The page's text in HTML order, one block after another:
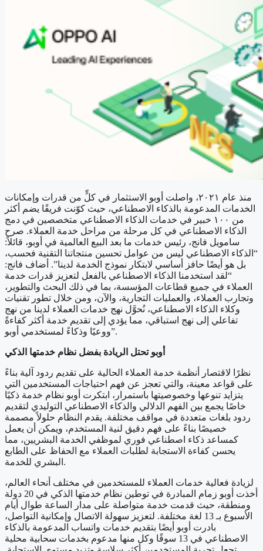
منذ عام ٢٠٢١، واصلت أوبو الاستثمار في كلٍّ من قدرات وإمكانات
الخدمات المدعومة بالذكاء الاصطناعي، حيث كوّنت فريقًا يضم أكثر
من ١٠٠ خبير في خدمات الذكاء الاصطناعي متخصصين في دمج
الذكاء الاصطناعي في كل مرحلة من مراحل خدمة العملاء. صرح
سامويل فانج، رئيس خدمات ما بعد البيع العالمية في أوبو، قائلاً:
“الذكاء الاصطناعي ليس من عوامل تحسين منتجاتنا التقنية فحسب،
بل هو أيضًا حافز أساسي لابتكار نموذج الخدمة لدينا”. أضاف فانج:
“لقد استخدمنا الذكاء الاصطناعي بالفعل لتعزيز قدرات خدمة
العملاء في جميع قطاعات المؤسسة، بما في ذلك البحث والتطوير،
وتجارب العملاء، والعمليات التجارية، والآن، ومن خلال تطور تقنيات
وكلاء الذكاء الاصطناعي، نُحوَّل نهج خدمات العملاء لدينا من نهج
تفاعلي إلى نهج استباقي، مما يؤدي إلى تقديم خدمة أكثر كفاءةً
ووعيًا وذكاءً لمستخدمي أوبو”.
أوبوتحتل الريادة بفضل نظام خدمتها الذكي
نظرًا لاقتصار أنظمة خدمة العملاء الحالية على تقديم ردود آلية بناءً
على قواعد معينة، والتي تعجز عن فهم احتياجات المستخدمين التي
يتزايد تنوعها وخصوصيتها باستمرار، ابتكرت أوبو نظام خدمة ذكيًا
خاصًا يجمع بين الفهم الدلالي والذكاء الاصطناعي التوليدي لتقديم
ردود بلغات متعددة في مواقف مختلفة. يقدم النظام حلولاً مصممة
خصيصًا بناءً على فهم دقيق لنية المستخدم، ويمكن أن يعمل
كمساعد ذكاء اصطناعي فوري لموظفي الخدمة البشريين، مما
يحسن كفاءة الاستجابة لطلبات العملاء مع الحفاظ على الطابع
البشري للخدمة.
لزيادة فعالية خدمات العملاء للمستخدمين في مختلف أنحاء العالم،
أخذت أوبو زمام المبادرة في توطين نظام خدمتها الذكي في 20 دولة
ومنطقة، حيث قدمت خدمة متواصلة على مدار الساعة طوال أيام
الأسبوع بـ 13 لغة مختلفة. لتعزيز سهولة الاتصال وإمكانية التواصل،
بادرت أوبو أيضًا بتقديم خدمات واتساب المدعومة بالذكاء
الاصطناعي في 13 سوقًا وكل منها مدعوم بخدمات سحابية محلية